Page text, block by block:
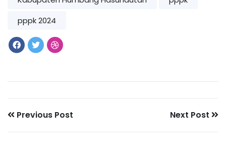
pppk 2024
Previous Post Next Post